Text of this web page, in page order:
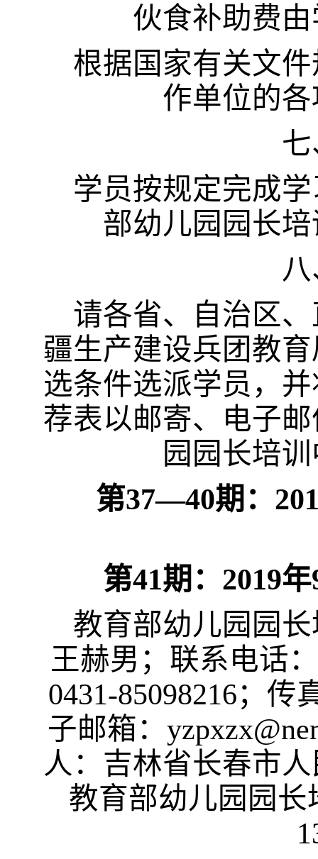
伙食补助费
根据国家有关文
作单位的
学员按规定完成
部幼儿园园长
请各省、自治区
疆生产建设兵团教
选条件选派学员，并
荐表以邮寄、电子
园园长培
第37—40期：
第41期： 2019年
教育部幼儿园园
王赫男；联系电话：
0431-85098216； 传
子邮箱：
人：吉林省长春市
教育部幼儿园园